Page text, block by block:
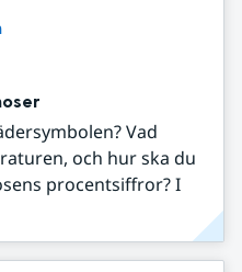
Vad
och hur ska du
procentsiffror? I